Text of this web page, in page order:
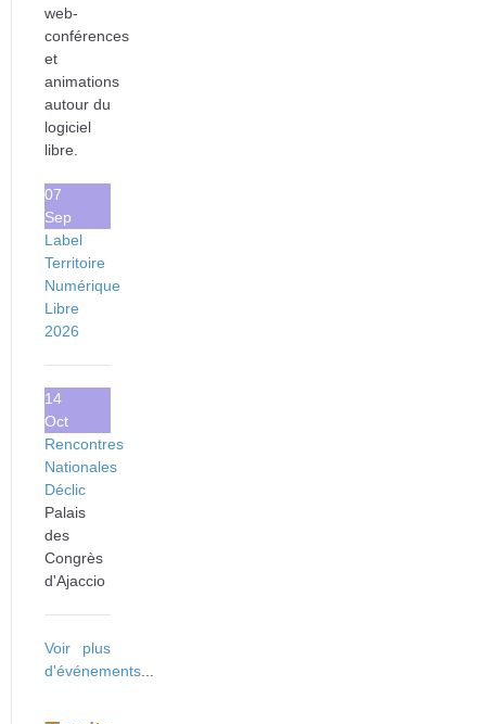
web-
conférences
et
animations
autour du
logiciel
libre.
07
Sep
Label
Territoire
Numérique
Libre
2026
14
Oct
Rencontres
Nationales
Déclic
Palais
des
Congrès
d'Ajaccio
Voir plus
d'événements